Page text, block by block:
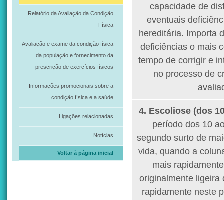
Relatório da Avaliação da Condição
Física
Avaliação e exame da condição física
da população e fornecimento da
prescrição de exercícios físicos
Informações promocionais sobre a
condição física e a saúde
Ligações relacionadas
Notícias
Voltar à página inicial
capacidade de
eventuais
hereditária. Importa
deficiências o mais
tempo de corrigir e
no processo de
4. Escoliose (dos
período dos 10
segundo surto de
vida, quando a
mais
originalmente ligeira
rapidamente neste